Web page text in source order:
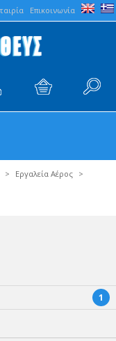
Επικοινωνία
> Εργαλεία Αέρος >
1